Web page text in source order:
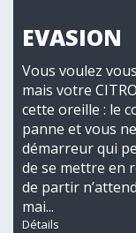
EVASION
Vous voulez
mais votre
cette oreille : le
panne et vous
démarreur qui
de se mettre en
de partir
mai...
Détails